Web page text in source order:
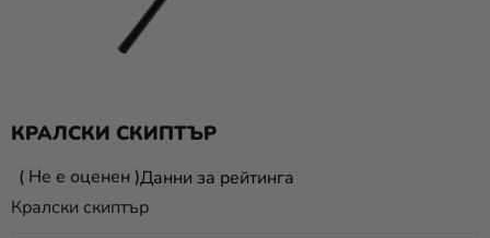
ПОДАРЪЦИ
Празници
традиции
КРАЛСКИ СКИПТЪР
Средната
оценка
Не е оценен Данни за рейтинга
Кралски скиптър